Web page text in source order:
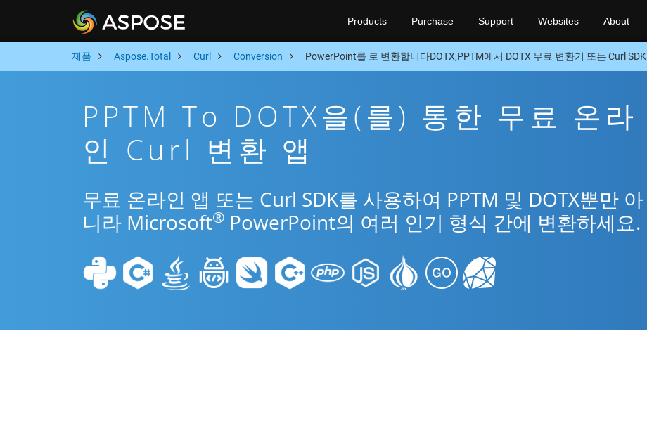
Products Purchase Support Websites About
제품 Aspose.Total Curl Conversion PowerPoint를 로 변환합니다DOTX,PPTM에서 DOTX 무료 변환기 또는 Curl SDK
PPTM To DOTX을(를) 통한 무료 온라
인 Curl 변환 앱
무료 온라인 앱 또는 Curl SDK를 사용하여 PPTM 및 DOTX뿐만 아
니라 Microsoft® PowerPoint의 여러 인기 형식 간에 변환하세요.